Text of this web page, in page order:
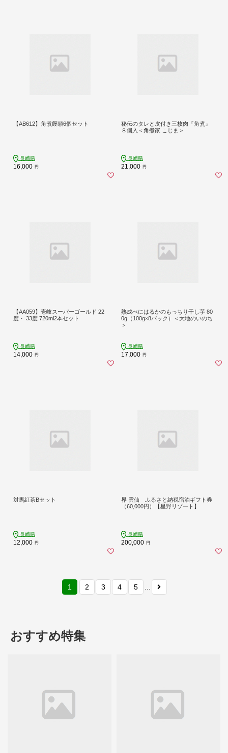
【AB612】角煮饅頭6個セット
長崎県
16,000 円
秘伝のタレと皮付き三枚肉『角煮』
８個入＜角煮家 こじま＞
長崎県
21,000 円
【AA059】壱岐スーパーゴールド 22
度・ 33度 720ml2本セット
長崎県
14,000 円
熟成べにはるかのもっちり干し芋 80
0g（100g×8パック）＜大地のいのち
＞
長崎県
17,000 円
対馬紅茶Bセット
長崎県
12,000 円
界 雲仙 ふるさと納税宿泊ギフト券
（60,000円）【星野リゾート】
長崎県
200,000 円
1 2 3 4 5
おすすめ特集